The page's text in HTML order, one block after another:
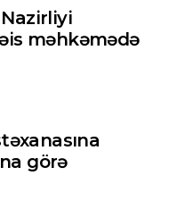
məhkəmədə
görə